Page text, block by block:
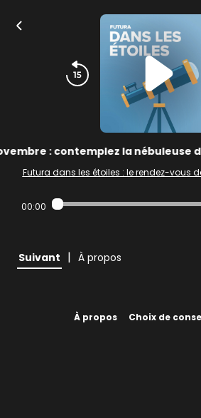
: contemplez la nébuleuse
Futura dans les étoiles : le rendez-vous
00:00
Suivant | À propos
À propos Choix de